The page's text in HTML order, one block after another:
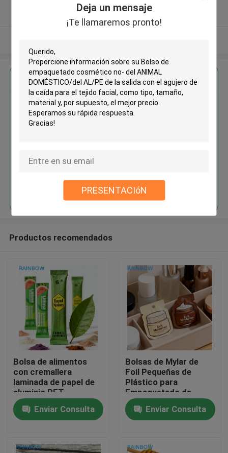
Deja un mensaje
¡Te llamaremos pronto!
PRESENTACIóN
En casa
Productos
Sobre nosotros
Proveedor verificado
Obtenga el mejor precio por
Bolso de empaquetado
para el tejido facial
Continuar
Productos recomendados
Bolsa de alimentos
con cremallera
laminada de papel de
aluminio PET
reciclable
termosellable, bolsita
de colágeno en polvo
5g, té con leche en
Enviar Consulta
Bolsas de Mylar de
Foil Pequeñas de
Plástico para
Empaquetado de
Cremas y Lociones de
Cuidado de la Piel
Personalizadas,
Cosméticas, Bolsas
Enviar Consulta